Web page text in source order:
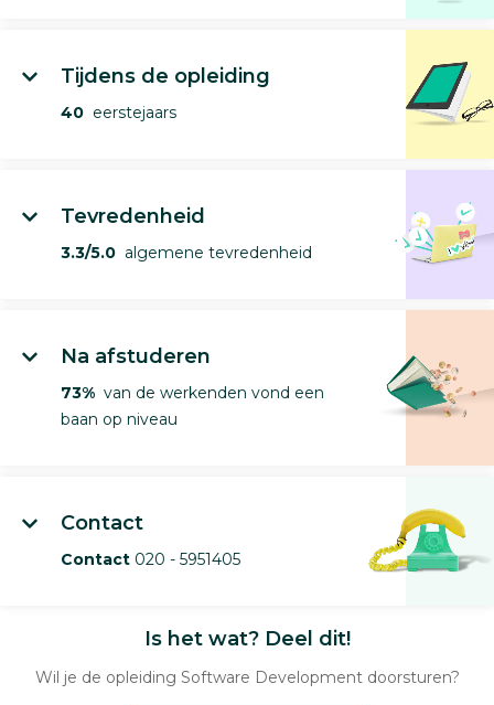
Tijdens de opleiding
40 eerstejaars
Tevredenheid
3.3/5.0 algemene tevredenheid
Na afstuderen
73% van de werkenden vond een
baan op niveau
Contact
Contact 020 - 5951405
Is het wat? Deel dit!
Wil je de opleiding Software Development doorsturen?